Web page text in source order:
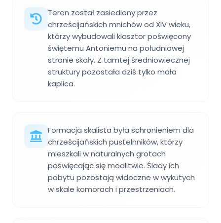
Teren został zasiedlony przez
chrześcijańskich mnichów od XIV wieku,
którzy wybudowali klasztor poświęcony
świętemu Antoniemu na południowej
stronie skały. Z tamtej średniowiecznej
struktury pozostała dziś tylko mała
kaplica.
Formacja skalista była schronieniem dla
chrześcijańskich pustelnników, którzy
mieszkali w naturalnych grotach
poświęcając się modlitwie. Ślady ich
pobytu pozostają widoczne w wykutych
w skale komorach i przestrzeniach.